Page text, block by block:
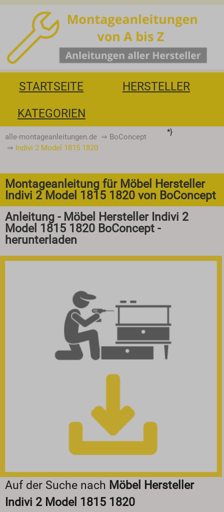
STARTSEITE
HERSTELLER
KATEGORIEN
alle-montageanleitungen.de ⇒ BoConcept
⇒ Indivi 2 Model 1815 1820
Montageanleitung für Möbel Hersteller
Indivi 2 Model 1815 1820 von BoConcept
Anleitung - Möbel Hersteller Indivi 2
Model 1815 1820 BoConcept -
herunterladen
Auf der Suche nach Möbel Hersteller
Indivi 2 Model 1815 1820
*}